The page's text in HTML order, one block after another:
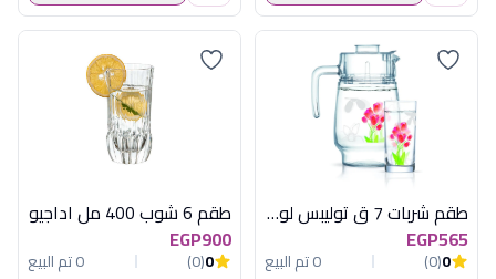
طقم شربات 7 ق توليبس لومينارك
EGP565
0
(0)
0 تم البيع
طقم 6 شوب 400 مل اداجيو
EGP900
0
(0)
0 تم البيع